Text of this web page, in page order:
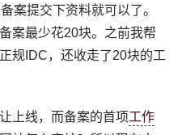
案提交下资料就可以了。
案最少花20块。之前我帮
规IDC，还收走了20块的工
上线，而备案的首项工作